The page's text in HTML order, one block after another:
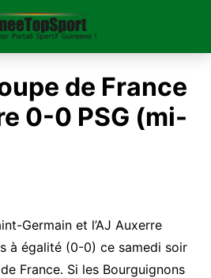
de France
0-0 PSG (mi-
Germain et l’AJ Auxerre
à égalité (0-0) ce samedi soir
France. Si les Bourguignons